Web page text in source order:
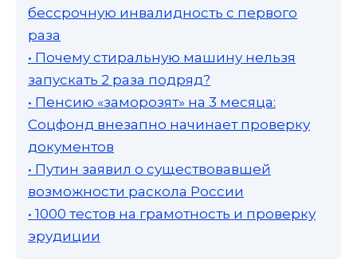
бессрочную инвалидность с первого
раза
• Почему стиральную машину нельзя
запускать 2 раза подряд?
• Пенсию «заморозят» на 3 месяца:
Соцфонд внезапно начинает проверку
документов
• Путин заявил о существовавшей
возможности раскола России
• 1000 тестов на грамотность и проверку
эрудиции